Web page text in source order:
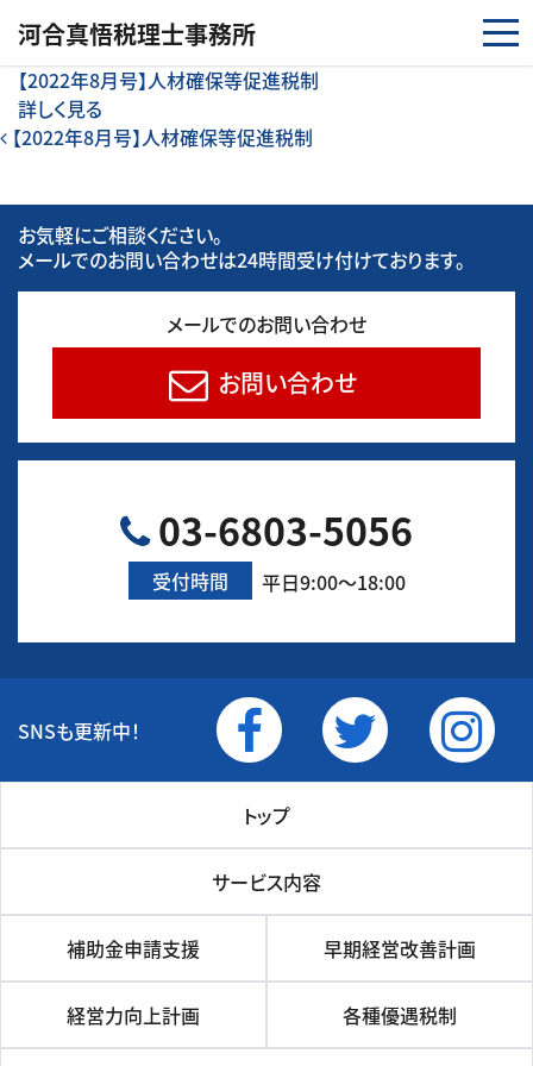
河合真悟税理⼠事務所
【2022年8月号】人材確保等促進税制
詳しく見る
投稿ナビゲーション
【2022年8月号】人材確保等促進税制
お気軽にご相談ください。
メールでのお問い合わせは24時間受け付けております。
メールでのお問い合わせ
お問い合わせ
03-6803-5056
受付時間 平日9:00～18:00
SNSも更新中！
トップ
サービス内容
補助金申請支援 早期経営改善計画
経営力向上計画 各種優遇税制